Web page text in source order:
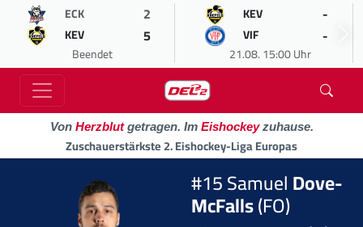
ECK 2
KEV 5
Beendet
KEV -
VIF -
21.08. 15:00 Uhr
Von Herzblutgetragen. Im Eishockeyzuhause.
Zuschauerstärkste 2. Eishockey-Liga Europas
#15 SamuelDove-
McFalls(FO)